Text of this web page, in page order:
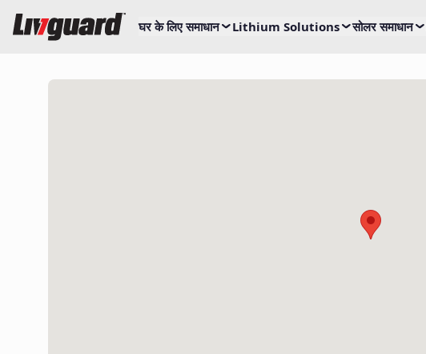
घर के लिए समाधान Lithium Solutions सोलर समाधान